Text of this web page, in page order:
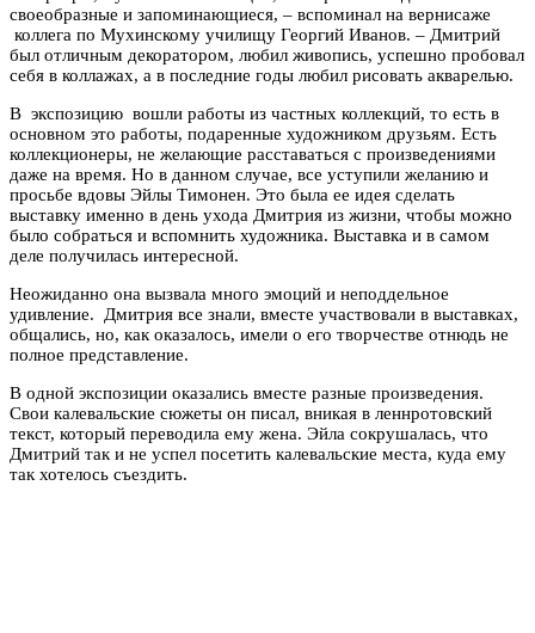
своеобразные и запоминающиеся, – вспоминал на вернисаже
коллега по Мухинскому училищу Георгий Иванов. – Дмитрий
был отличным декоратором, любил живопись, успешно пробовал
себя в коллажах, а в последние годы любил рисовать акварелью.
В экспозицию вошли работы из частных коллекций, то есть в
основном это работы, подаренные художником друзьям. Есть
коллекционеры, не желающие расставаться с произведениями
даже на время. Но в данном случае, все уступили желанию и
просьбе вдовы Эйлы Тимонен. Это была ее идея сделать
выставку именно в день ухода Дмитрия из жизни, чтобы можно
было собраться и вспомнить художника. Выставка и в самом
деле получилась интересной.
Неожиданно она вызвала много эмоций и неподдельное
удивление. Дмитрия все знали, вместе участвовали в выставках,
общались, но, как оказалось, имели о его творчестве отнюдь не
полное представление.
В одной экспозиции оказались вместе разные произведения.
Свои калевальские сюжеты он писал, вникая в леннротовский
текст, который переводила ему жена. Эйла сокрушалась, что
Дмитрий так и не успел посетить калевальские места, куда ему
так хотелось съездить.